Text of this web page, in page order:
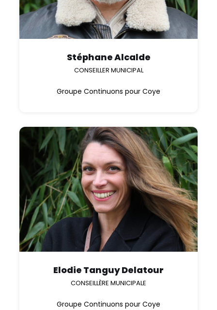
Stéphane Alcalde
CONSEILLER MUNICIPAL
Groupe Continuons pour Coye
Elodie Tanguy Delatour
CONSEILLÈRE MUNICIPALE
Groupe Continuons pour Coye